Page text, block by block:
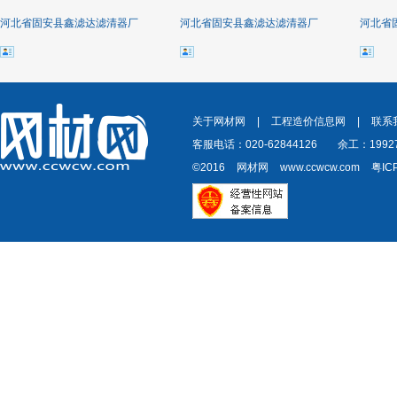
河北省固安县鑫滤达滤清器厂 河北省固安县鑫滤达滤清器厂 河北省
关于网材网 工程造价信息网
联系
客服电话：020-62844126
余工：
©2016
网材网 www.ccwcw.com 粤